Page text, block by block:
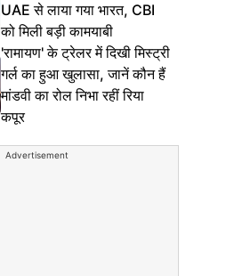
UAE से लाया गया भारत, CBI
को मिली बड़ी कामयाबी
'रामायण' के ट्रेलर में दिखी मिस्ट्री
गर्ल का हुआ खुलासा, जानें कौन हैं
मांडवी का रोल निभा रहीं रिया
कपूर
Advertisement